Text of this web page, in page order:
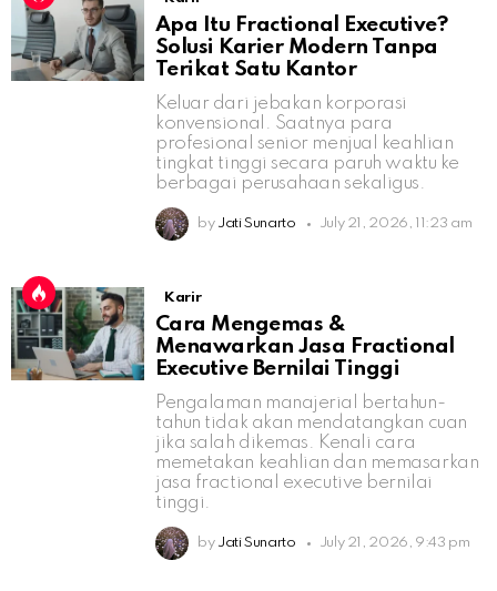
Apa Itu Fractional Executive?
Solusi Karier Modern Tanpa
Terikat Satu Kantor
Keluar dari jebakan korporasi
konvensional. Saatnya para
profesional senior menjual keahlian
tingkat tinggi secara paruh waktu ke
berbagai perusahaan sekaligus.
by Jati Sunarto July 21, 2026, 11:23 am
Karir
Cara Mengemas &
Menawarkan Jasa Fractional
Executive Bernilai Tinggi
Pengalaman manajerial bertahun-
tahun tidak akan mendatangkan cuan
jika salah dikemas. Kenali cara
memetakan keahlian dan memasarkan
jasa fractional executive bernilai
tinggi.
by Jati Sunarto July 21, 2026, 9:43 pm